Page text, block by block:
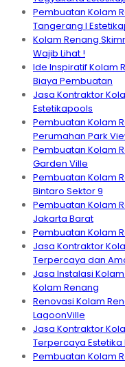
Pembuatan Kolam
Tangerang I
Kolam Renang
Wajib Lihat !
Ide Inspiratif Kolam
Biaya Pembuatan
Jasa Kontraktor
Estetikapools
Pembuatan Kolam
Perumahan Park
Pembuatan Kolam
Garden Ville
Pembuatan Kolam
Bintaro Sektor 9
Pembuatan Kolam
Jakarta Barat
Pembuatan Kolam
Jasa Kontraktor
Terpercaya dan
Jasa Instalasi
Kolam Renang
Renovasi Kolam
LagoonVille
Jasa Kontraktor
Terpercaya Estetika
Pembuatan Kolam